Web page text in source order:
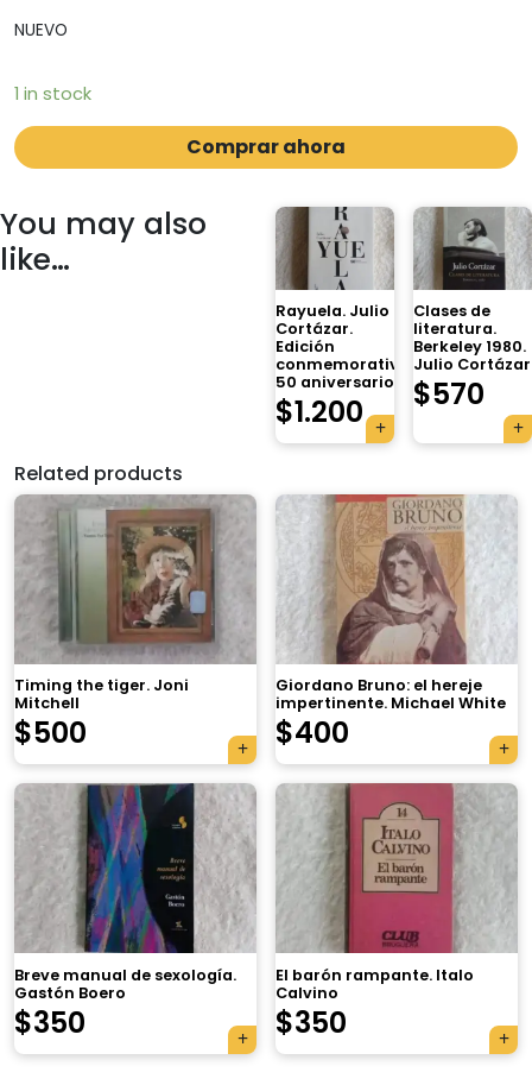
NUEVO
1 in stock
Comprar ahora
You may also
like…
Rayuela. Julio
Cortázar.
Edición
conmemorativa
50 aniversario
$1.200
Clases de
literatura.
Berkeley 1980.
Julio Cortázar
$570
Related products
Timing the tiger. Joni
Mitchell
$500
Giordano Bruno: el hereje
impertinente. Michael White
$400
Breve manual de sexología.
Gastón Boero
$350
El barón rampante. Italo
Calvino
$350
×
Tu carrito está vacío.
Agregá un producto y aparecerá acá
automáticamente.